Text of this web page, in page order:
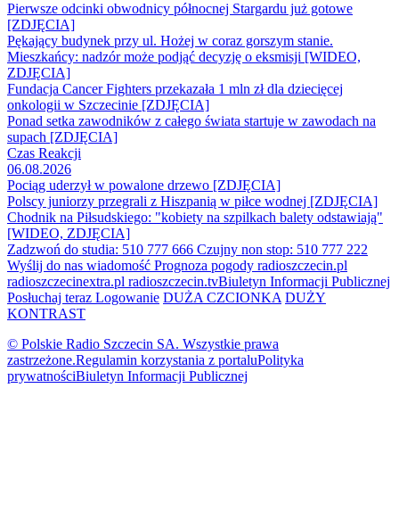
Pierwsze odcinki obwodnicy północnej Stargardu już gotowe
[ZDJĘCIA]
Pękający budynek przy ul. Hożej w coraz gorszym stanie.
Mieszkańcy: nadzór może podjąć decyzję o eksmisji [WIDEO,
ZDJĘCIA]
Fundacja Cancer Fighters przekazała 1 mln zł dla dziecięcej
onkologii w Szczecinie [ZDJĘCIA]
Ponad setka zawodników z całego świata startuje w zawodach na
supach [ZDJĘCIA]
Czas Reakcji
06.08.2026
Pociąg uderzył w powalone drzewo [ZDJĘCIA]
Polscy juniorzy przegrali z Hiszpanią w piłce wodnej [ZDJĘCIA]
Chodnik na Piłsudskiego: "kobiety na szpilkach balety odstawiają"
[WIDEO, ZDJĘCIA]
Zadzwoń do studia: 510 777 666 Czujny non stop: 510 777 222
Wyślij do nas wiadomość Prognoza pogody radioszczecin.pl
radioszczecinextra.pl radioszczecin.tvBiuletyn Informacji Publicznej
Posłuchaj teraz Logowanie DUŻA CZCIONKA DUŻY
KONTRAST
© Polskie Radio Szczecin SA. Wszystkie prawa
zastrzeżone.Regulamin korzystania z portaluPolityka
prywatnościBiuletyn Informacji Publicznej